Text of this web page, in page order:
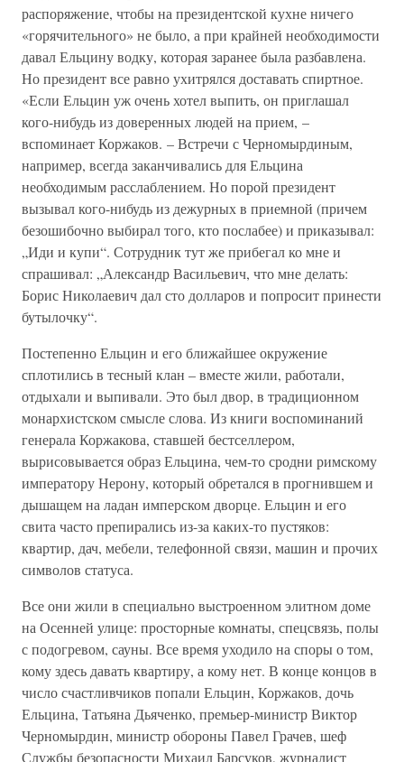
распоряжение, чтобы на президентской кухне ничего
«горячительного» не было, а при крайней необходимости
давал Ельцину водку, которая заранее была разбавлена.
Но президент все равно ухитрялся доставать спиртное.
«Если Ельцин уж очень хотел выпить, он приглашал
кого-нибудь из доверенных людей на прием, –
вспоминает Коржаков. – Встречи с Черномырдиным,
например, всегда заканчивались для Ельцина
необходимым расслаблением. Но порой президент
вызывал кого-нибудь из дежурных в приемной (причем
безошибочно выбирал того, кто послабее) и приказывал:
„Иди и купи“. Сотрудник тут же прибегал ко мне и
спрашивал: „Александр Васильевич, что мне делать:
Борис Николаевич дал сто долларов и попросит принести
бутылочку“.
Постепенно Ельцин и его ближайшее окружение
сплотились в тесный клан – вместе жили, работали,
отдыхали и выпивали. Это был двор, в традиционном
монархистском смысле слова. Из книги воспоминаний
генерала Коржакова, ставшей бестселлером,
вырисовывается образ Ельцина, чем-то сродни римскому
императору Нерону, который обретался в прогнившем и
дышащем на ладан имперском дворце. Ельцин и его
свита часто препирались из-за каких-то пустяков:
квартир, дач, мебели, телефонной связи, машин и прочих
символов статуса.
Все они жили в специально выстроенном элитном доме
на Осенней улице: просторные комнаты, спецсвязь, полы
с подогревом, сауны. Все время уходило на споры о том,
кому здесь давать квартиру, а кому нет. В конце концов в
число счастливчиков попали Ельцин, Коржаков, дочь
Ельцина, Татьяна Дьяченко, премьер-министр Виктор
Черномырдин, министр обороны Павел Грачев, шеф
Службы безопасности Михаил Барсуков, журналист